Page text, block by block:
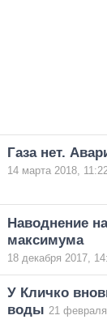
Газа нет.
14 марта 2018,
Наводнение
максимума
18 декабря 2017,
У Кличко
воды 21